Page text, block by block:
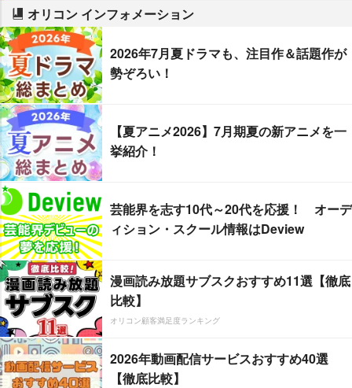
オリコン インフォメーション
2026年7月夏ドラマも、注目作＆話題作が
勢ぞろい！
【夏アニメ2026】7月期夏の新アニメを一
挙紹介！
芸能界を志す10代～20代を応援！ オーデ
ィション・スクール情報はDeview
漫画読み放題サブスクおすすめ11選【徹底
比較】
オリコン顧客満足度ランキング
2026年動画配信サービスおすすめ40選
【徹底比較】